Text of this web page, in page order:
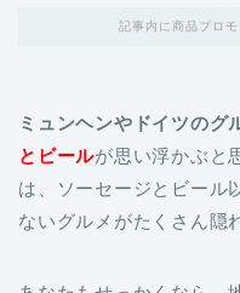
記事内に商品プロ
ミュンヘンやドイツのグ
とビールが思い浮かぶと
は、ソーセージとビール
ないグルメがたくさん隠